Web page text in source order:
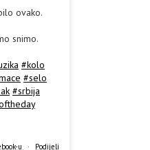
ovako.
snimo.
#kolo
#selo
#srbija
u · Podijeli